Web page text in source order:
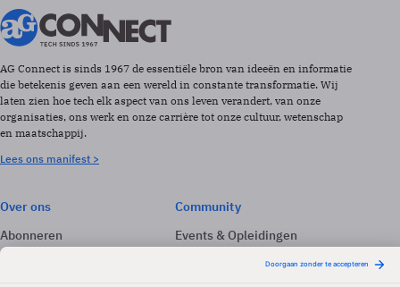
AG Connect is sinds 1967 de essentiële bron van ideeën en informatie
die betekenis geven aan een wereld in constante transformatie. Wij
laten zien hoe tech elk aspect van ons leven verandert, van onze
organisaties, ons werk en onze carrière tot onze cultuur, wetenschap
en maatschappij.
Lees ons manifest >
Over ons
Abonneren
Adverteren
Community
Events & Opleidingen